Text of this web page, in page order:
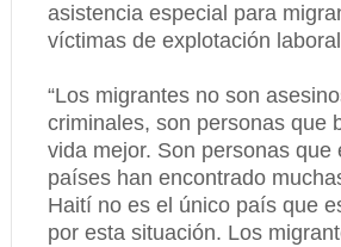
asistencia especial para
víctimas de explotación
“Los migrantes no son
criminales, son personas que
vida mejor. Son personas que
países han encontrado
Haití no es el único país que
por esta situación. Los